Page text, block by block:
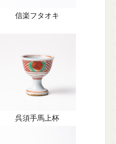
信楽フタオキ
呉須手馬上杯